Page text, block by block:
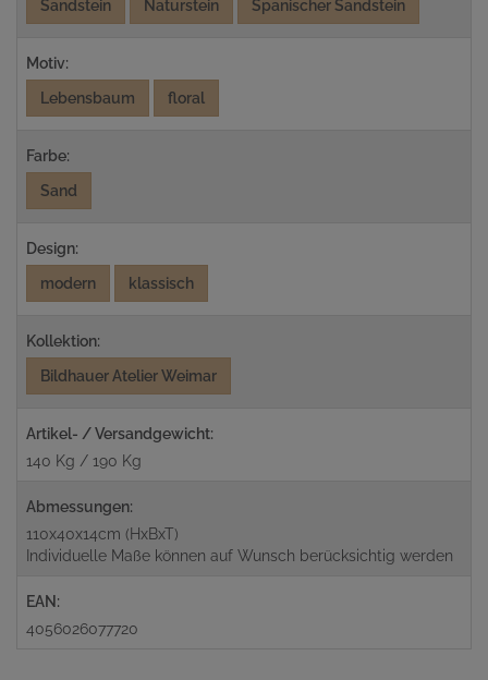
Sandstein
Naturstein Spanischer Sandstein
Motiv:
Lebensbaum
floral
Farbe:
Sand
Design:
modern
klassisch
Kollektion:
Bildhauer Atelier Weimar
Artikel- / Versandgewicht:
140 Kg / 190 Kg
Abmessungen:
110x40x14cm (HxBxT)
Individuelle Maße können auf Wunsch berücksichtig werden
EAN:
4056026077720